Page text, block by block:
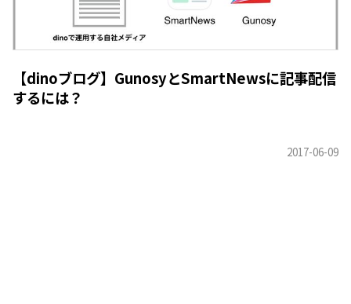
【dinoブログ】GunosyとSmartNewsに記事配信
するには？